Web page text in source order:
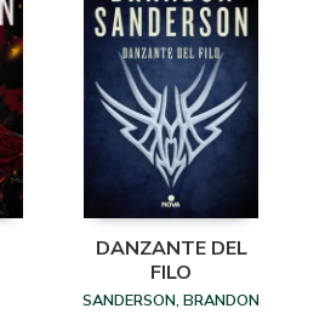
DANZANTE DEL
FILO
SANDERSON, BRANDON